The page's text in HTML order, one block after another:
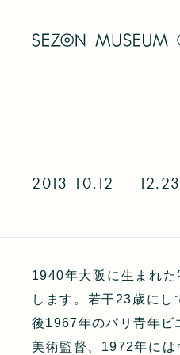
2013 10.12 — 12.23
1940年大阪に生まれ
します。若干23歳に
後1967年のパリ青年ビ
美術監督、1972年に